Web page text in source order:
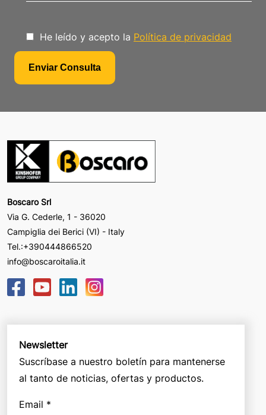
He leído y acepto la Política de privacidad
Boscaro Srl
Via G. Cederle, 1 - 36020
Campiglia dei Berici (VI) - Italy
Tel.:+390444866520
info@boscaroitalia.it
Newsletter
Suscríbase a nuestro boletín para mantenerse
al tanto de noticias, ofertas y productos.
Email *